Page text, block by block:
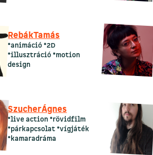
RebákTamás
*animáció *2D
*illusztráció *motion
design
SzucherÁgnes
*live action *rövidfilm
*párkapcsolat *vígjáték
*kamaradráma